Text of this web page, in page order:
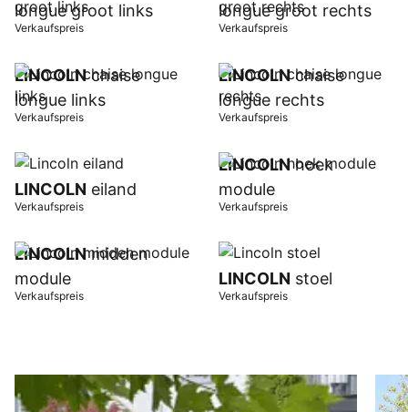
longue groot links
Verkaufspreis
longue groot rechts
Verkaufspreis
LINCOLNchaise
longue links
Verkaufspreis
LINCOLNchaise
longue rechts
Verkaufspreis
LINCOLN eiland
Verkaufspreis
LINCOLNhoek
module
Verkaufspreis
LINCOLNmidden
module
Verkaufspreis
LINCOLN stoel
Verkaufspreis